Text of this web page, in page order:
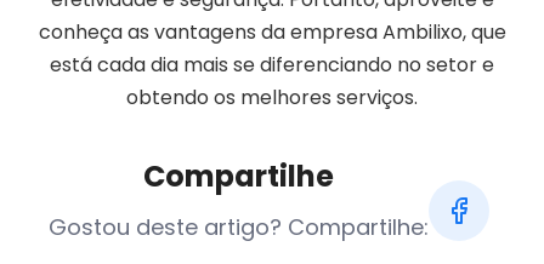
conheça as vantagens da empresa Ambilixo, que
está cada dia mais se diferenciando no setor e
obtendo os melhores serviços.
Compartilhe
Gostou deste artigo? Compartilhe: